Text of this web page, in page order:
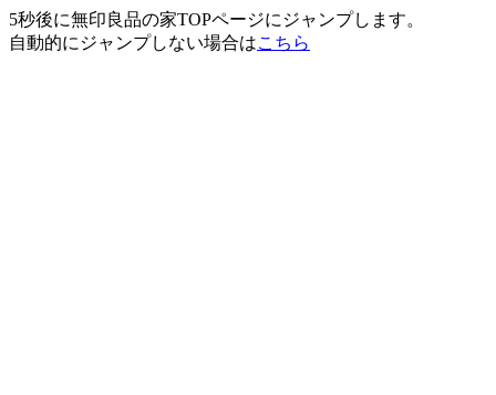
5秒後に無印良品の家TOPページにジャンプします。
自動的にジャンプしない場合はこちら